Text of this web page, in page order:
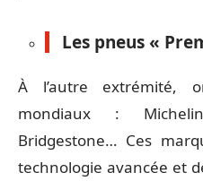
Les pneus «
À l’autre extrémité,
mondiaux :
Bridgestone… Ces
technologie avancée et